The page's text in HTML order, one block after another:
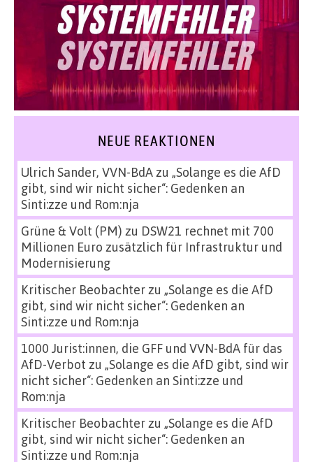
NEUE REAKTIONEN
Ulrich Sander, VVN-BdAzu „Solange es die AfD
gibt, sind wir nicht sicher“: Gedenken an
Sinti:zze und Rom:nja
Grüne & Volt (PM) zu DSW21 rechnet mit 700
Millionen Euro zusätzlich für Infrastruktur und
Modernisierung
Kritischer Beobachterzu „Solange es die AfD
gibt, sind wir nicht sicher“: Gedenken an
Sinti:zze und Rom:nja
1000 Jurist:innen, die GFF und VVN-BdA für das
AfD-Verbot zu „Solange es die AfD gibt, sind wir
nicht sicher“: Gedenken an Sinti:zze und
Rom:nja
Kritischer Beobachterzu „Solange es die AfD
gibt, sind wir nicht sicher“: Gedenken an
Sinti:zze und Rom:nja